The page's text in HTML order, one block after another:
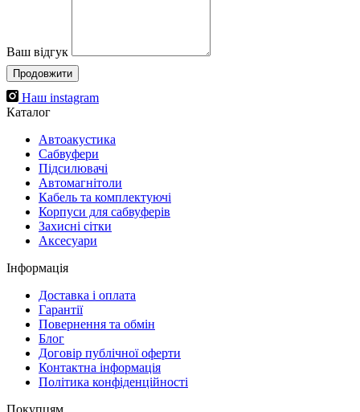
Ваш відгук
Продовжити
Наш instagram
Каталог
Автоакустика
Cабвуфери
Підсилювачі
Автомагнітоли
Кабель та комплектуючі
Корпуси для сабвуферів
Захисні сітки
Аксесуари
Інформація
Доставка і оплата
Гарантії
Повернення та обмін
Блог
Договір публічної оферти
Контактна інформація
Політика конфіденційності
Покупцям